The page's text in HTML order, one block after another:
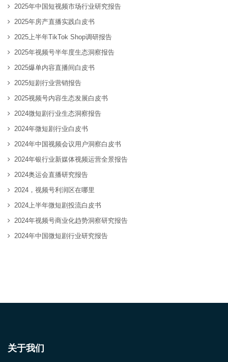
2025年中国短视频市场行业研究报告
2025年房产直播实践白皮书
2025上半年TikTok Shop调研报告
2025年视频号半年度生态洞察报告
2025爆单内容直播间白皮书
2025短剧行业营销报告
2025视频号内容生态发展白皮书
2024微短剧行业生态洞察报告
2024年微短剧行业白皮书
2024年中国视频会议用户洞察白皮书
2024年银行业新媒体视频运营全景报告
2024奥运会直播研究报告
2024，视频号利润区在哪里
2024上半年微短剧投流白皮书
2024年视频号商业化趋势洞察研究报告
2024年中国微短剧行业研究报告
关于我们